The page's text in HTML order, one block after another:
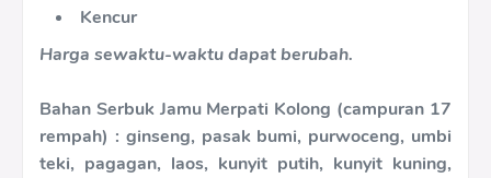
Kencur
Harga sewaktu-waktu dapat berubah.
Bahan Serbuk Jamu Merpati Kolong (campuran 17
rempah) : ginseng, pasak bumi, purwoceng, umbi
teki, pagagan, laos, kunyit putih, kunyit kuning,